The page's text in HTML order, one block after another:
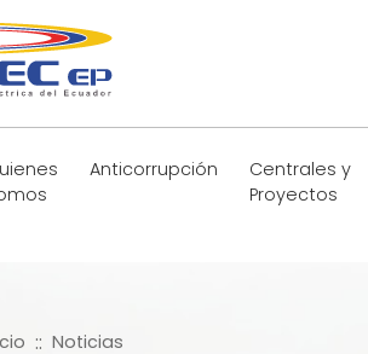
herramientas
Anticorrupción
Centrales y
Proyectos
:: Noticias